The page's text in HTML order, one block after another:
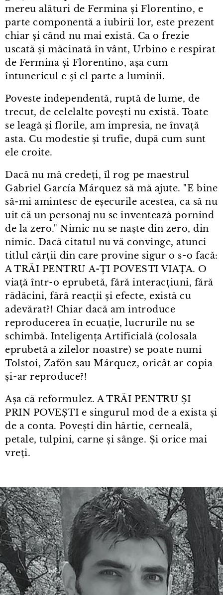
mereu alături de Fermina și Florentino, e
parte componentă a iubirii lor, este prezent
chiar și când nu mai există. Ca o frezie
uscată și măcinată în vânt, Urbino e respirat
de Fermina și Florentino, așa cum
întunericul e și el parte a luminii.
Poveste independentă, ruptă de lume, de
trecut, de celelalte povești nu există. Toate
se leagă și florile, am impresia, ne învață
asta. Cu modestie și trufie, după cum sunt
ele croite.
Dacă nu mă credeți, îl rog pe maestrul
Gabriel García Márquez să mă ajute. "E bine
să-mi amintesc de eșecurile acestea, ca să nu
uit că un personaj nu se inventează pornind
de la zero." Nimic nu se naște din zero, din
nimic. Dacă citatul nu vă convinge, atunci
titlul cărții din care provine sigur o s⁠-⁠o facă:
A TRĂI PENTRU A-ȚI POVESTI VIAȚA. O
viață într⁠-⁠o eprubetă, fără interacțiuni, fără
rădăcini, fără reacții și efecte, există cu
adevărat?! Chiar dacă am introduce
reproducerea în ecuație, lucrurile nu se
schimbă. Inteligența Artificială (colosala
eprubetă a zilelor noastre) se poate numi
Tolstoi, Zafón sau Márquez, oricât ar copia
și⁠-⁠ar reproduce?!
Așa că reformulez. A TRĂI PENTRU ȘI
PRIN POVEȘTI e singurul mod de a exista și
de a conta. Povești din hârtie, cerneală,
petale, tulpini, carne și sânge. Și orice mai
vreți.